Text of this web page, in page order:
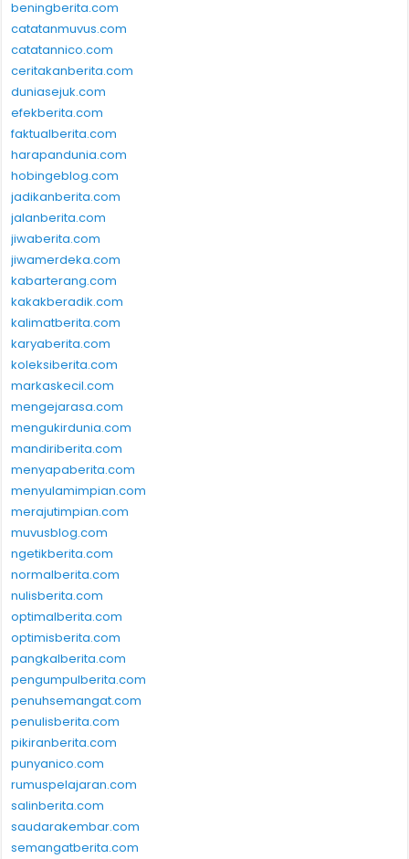
beningberita.com
catatanmuvus.com
catatannico.com
ceritakanberita.com
duniasejuk.com
efekberita.com
faktualberita.com
harapandunia.com
hobingeblog.com
jadikanberita.com
jalanberita.com
jiwaberita.com
jiwamerdeka.com
kabarterang.com
kakakberadik.com
kalimatberita.com
karyaberita.com
koleksiberita.com
markaskecil.com
mengejarasa.com
mengukirdunia.com
mandiriberita.com
menyapaberita.com
menyulamimpian.com
merajutimpian.com
muvusblog.com
ngetikberita.com
normalberita.com
nulisberita.com
optimalberita.com
optimisberita.com
pangkalberita.com
pengumpulberita.com
penuhsemangat.com
penulisberita.com
pikiranberita.com
punyanico.com
rumuspelajaran.com
salinberita.com
saudarakembar.com
semangatberita.com